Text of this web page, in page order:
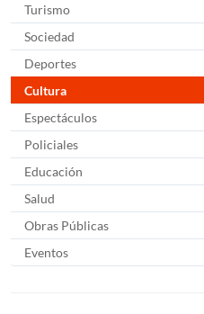
Turismo
Sociedad
Deportes
Cultura
Espectáculos
Policiales
Educación
Salud
Obras Públicas
Eventos